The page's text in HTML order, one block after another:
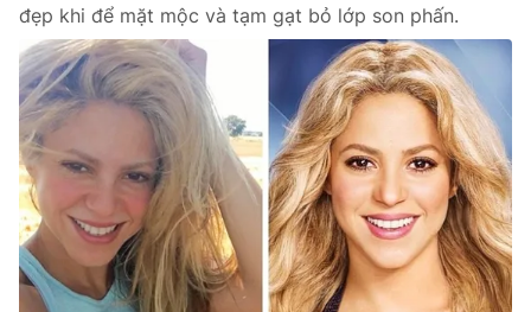
Liên hệ tòa soạn English
THỜI BÁO VTV
Theo dõi báo trên
Cơ quan chủ quản:Đài Truyền hình Việt Nam
đẹp khi để mặt mộc và tạm gạt bỏ lớp son phấn.